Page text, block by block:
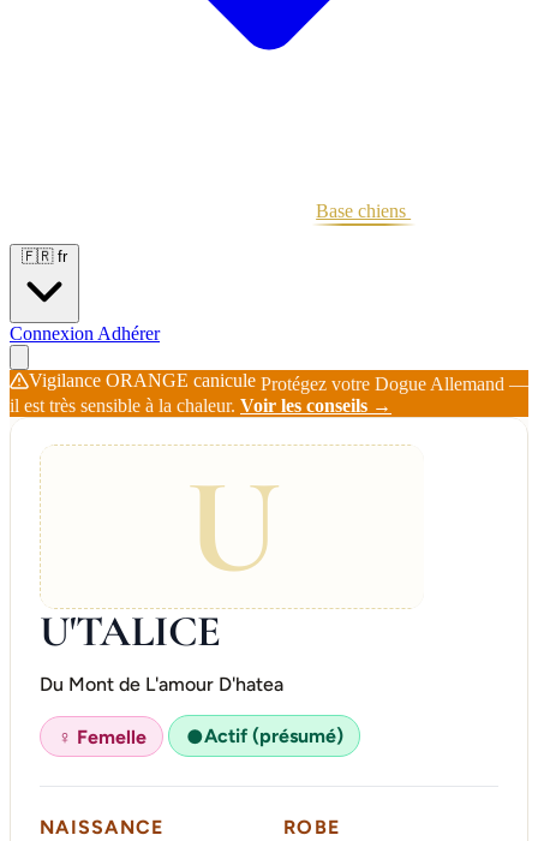
Base chiens
🇫🇷 fr
Connexion Adhérer
Vigilance ORANGE canicule Protégez votre Dogue Allemand —
il est très sensible à la chaleur. Voir les conseils →
U
U'TALICE
Du Mont de L'amour D'hatea
♀ Femelle ●Actif (présumé)
NAISSANCE
ROBE